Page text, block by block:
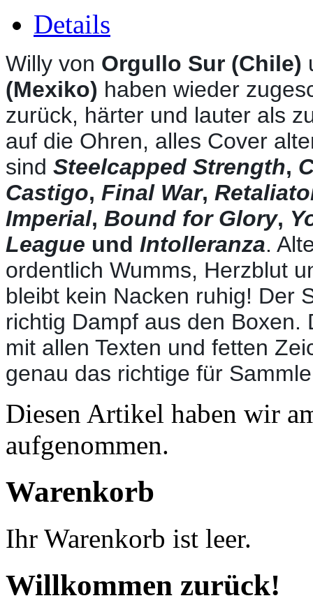
Details
Willy von Orgullo Sur (Chile)
(Mexiko) haben wieder
zurück, härter und lauter als
auf die Ohren, alles Cover
sind Steelcapped Strength,
Castigo, Final War,
Imperial, Bound for Glory,
League und Intolleranza.
ordentlich Wumms, Herzblut
bleibt kein Nacken ruhig! Der
richtig Dampf aus den Boxen.
mit allen Texten und fetten
genau das richtige für
Diesen Artikel haben wir
aufgenommen.
Warenkorb
Ihr Warenkorb ist leer.
Willkommen zurück!